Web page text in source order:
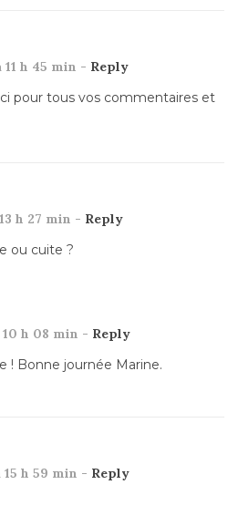
h 45 min - Reply
pour tous vos commentaires et
h 27 min - Reply
ou cuite ?
h 08 min - Reply
! Bonne journée Marine.
h 59 min - Reply